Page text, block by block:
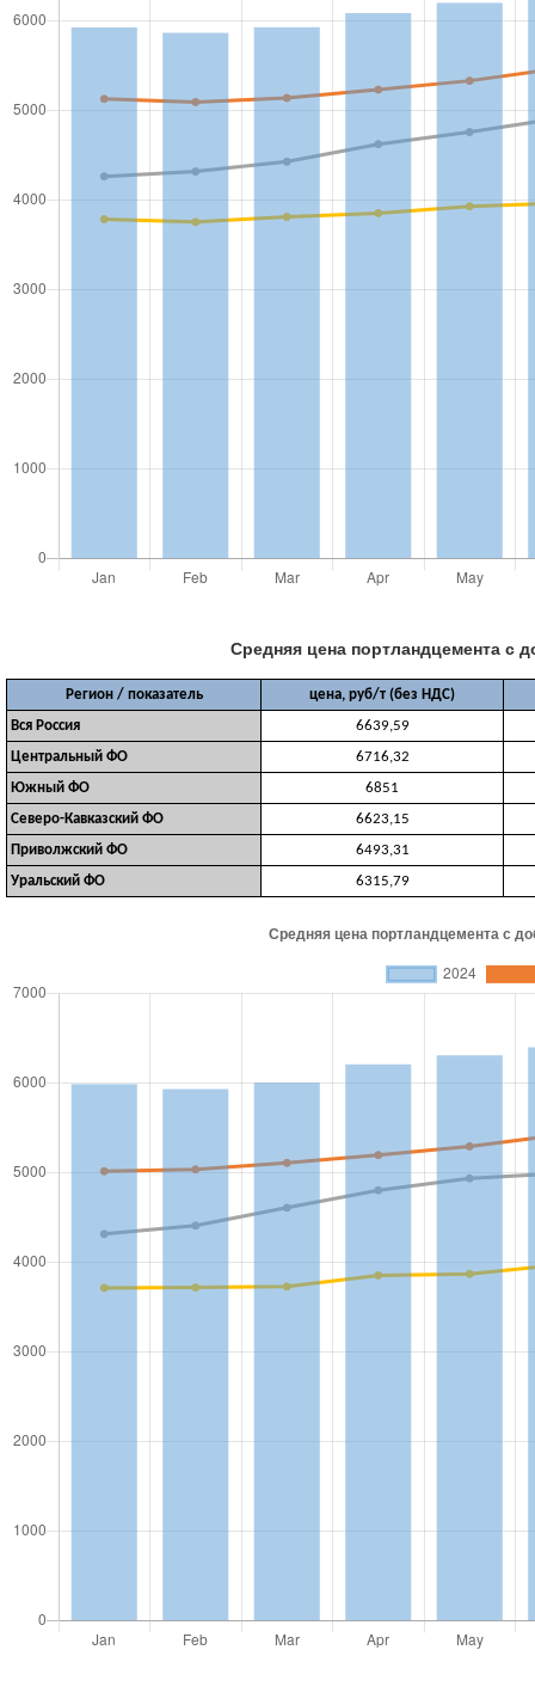
Средняя цена портландцемента с
Регион / показатель
цена, руб/т (без НДС)
Вся Россия
6639,59
Центральный ФО
6716,32
Южный ФО
6851
Северо-Кавказский ФО
6623,15
Приволжский ФО
6493,31
Уральский ФО
6315,79